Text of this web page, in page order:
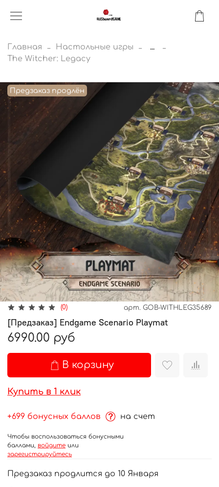
Главная Настольные игры
...
The Witcher: Legacy
Предзаказ продлён
(0) арт. GOB-WITHLEG35689
[Предзаказ] Endgame Scenario Playmat
6990.00 руб
В корзину
Купить в 1 клик
+699 бонусных баллов на счет
Чтобы воспользоваться бонусными
баллами, войдите или
зарегистрируйтесь
Предзаказ продлится до 10 Января